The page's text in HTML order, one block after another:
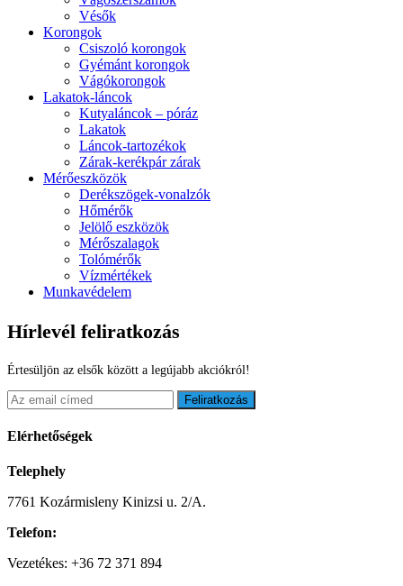
Vésők
Korongok
Csiszoló korongok
Gyémánt korongok
Vágókorongok
Lakatok-láncok
Kutyaláncok – póráz
Lakatok
Láncok-tartozékok
Zárak-kerékpár zárak
Mérőeszközök
Derékszögek-vonalzók
Hőmérők
Jelölő eszközök
Mérőszalagok
Tolómérők
Vízmértékek
Munkavédelem
Hírlevél feliratkozás
Értesüljön az elsők között a legújabb akciókról!
Feliratkozás
Elérhetőségek
Telephely
7761 Kozármisleny Kinizsi u. 2/A.
Telefon:
Vezetékes: +36 72 371 894